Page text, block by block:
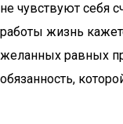
не чувствуют себя
работы жизнь
желанных равных
обязанность,